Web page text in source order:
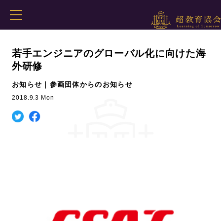
若手エンジニアのグローバル化に向けた海
外研修
お知らせ｜参画団体からのお知らせ
2018.9.3 Mon